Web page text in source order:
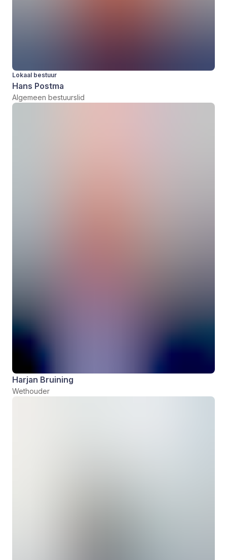
Lokaal bestuur
Hans Postma
Algemeen bestuurslid
Harjan Bruining
Wethouder